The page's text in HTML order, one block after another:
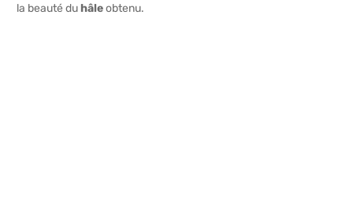
la beauté duhâleobtenu.